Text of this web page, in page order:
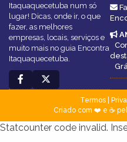
Itaquaquecetuba num só
lugar! Dicas, onde ir, o que
fazer, as melhores
empresas, locais, serviços e
muito mais no guia Encontra
Itaquaquecetuba.
Termos|
Criado com ❤️ e ☕
Statcounter code invalid.